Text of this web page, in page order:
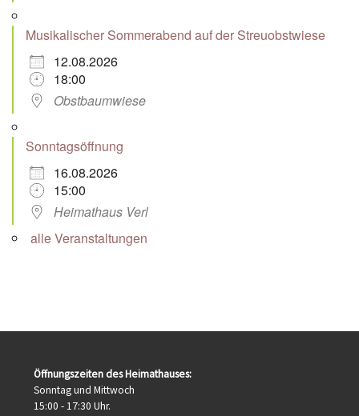
Musikalischer Sommerabend auf der Streuobstwiese
12.08.2026
18:00
Obstbaumwiese
Sonntagsöffnung
16.08.2026
15:00
Heimathaus Verl
alle Veranstaltungen
Öffnungszeiten des Heimathauses:
Sonntag und Mittwoch
15:00 - 17:30 Uhr.